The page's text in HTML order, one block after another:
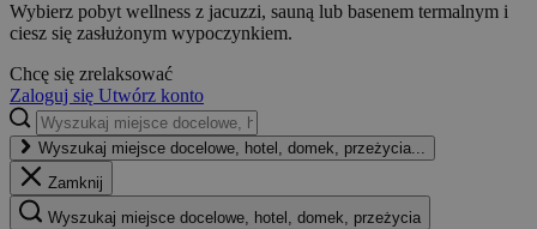
Wybierz pobyt wellness z jacuzzi, sauną lub basenem termalnym i
ciesz się zasłużonym wypoczynkiem.
Chcę się zrelaksować
Zaloguj się Utwórz konto
Wyszukaj miejsce docelowe, hotel, domek, przeżycia...
Zamknij
Wyszukaj miejsce docelowe, hotel, domek, przeżycia